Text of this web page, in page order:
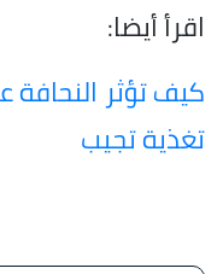
اقرأ أيضا:
كيف تؤثر النحافة
تغذية تجيب